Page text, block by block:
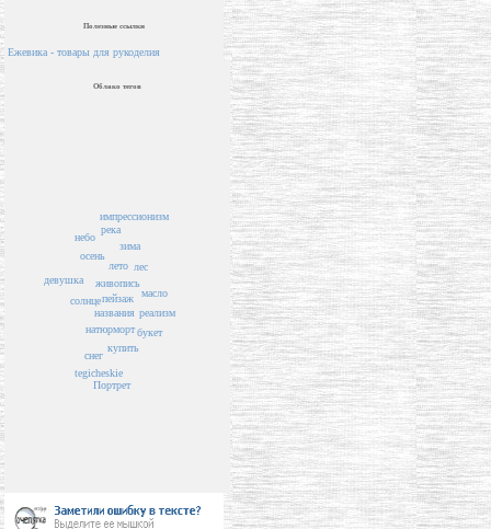
Полезные ссылки
Ежевика - товары для рукоделия
Облако тегов
пейзаж
названия
живопись
лето
натюрморт
купить
солнце
лес
зима
осень
букет
масло
река
снег
tegicheskie
реализм
небо
импрессионизм
Портрет
девушка